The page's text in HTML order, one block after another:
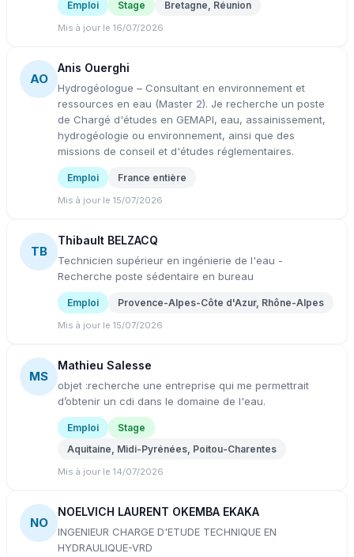
Emploi Stage Bretagne, Réunion
Mis à jour le 16/07/2026
AO
Anis Ouerghi
Hydrogéologue – Consultant en environnement et
ressources en eau (Master 2). Je recherche un poste
de Chargé d'études en GEMAPI, eau, assainissement,
hydrogéologie ou environnement, ainsi que des
missions de conseil et d'études réglementaires.
Emploi France entière
Mis à jour le 15/07/2026
TB
Thibault BELZACQ
Technicien supérieur en ingénierie de l'eau -
Recherche poste sédentaire en bureau
Emploi Provence-Alpes-Côte d'Azur, Rhône-Alpes
Mis à jour le 15/07/2026
MS
Mathieu Salesse
objet :recherche une entreprise qui me permettrait
d’obtenir un cdi dans le domaine de l'eau.
Emploi
Stage
Aquitaine, Midi-Pyrénées, Poitou-Charentes
Mis à jour le 14/07/2026
NO
NOELVICH LAURENT OKEMBA EKAKA
INGENIEUR CHARGE D'ETUDE TECHNIQUE EN
HYDRAULIQUE-VRD